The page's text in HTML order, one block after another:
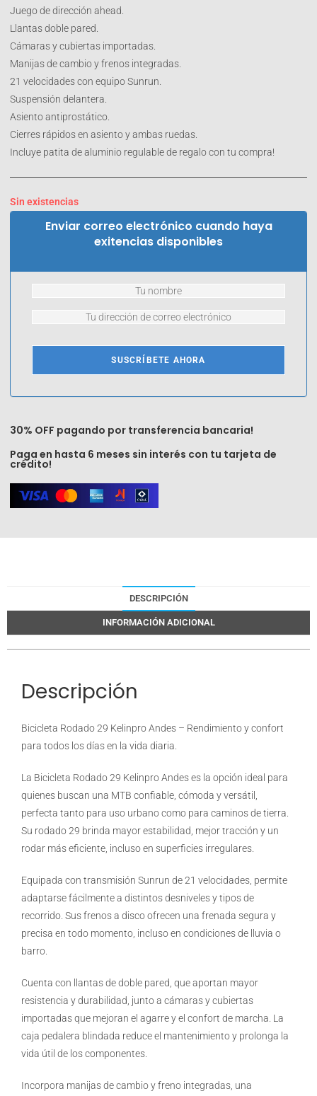
Juego de dirección ahead.
Llantas doble pared.
Cámaras y cubiertas importadas.
Manijas de cambio y frenos integradas.
21 velocidades con equipo Sunrun.
Suspensión delantera.
Asiento antiprostático.
Cierres rápidos en asiento y ambas ruedas.
Incluye patita de aluminio regulable de regalo con tu compra!
Sin existencias
Enviar correo electrónico cuando haya
exitencias disponibles
SUSCRÍBETE AHORA
30% OFF pagando por transferencia bancaria!
Paga en hasta 6 meses sin interés con tu tarjeta de
crédito!
DESCRIPCIÓN
INFORMACIÓN ADICIONAL
Descripción
Bicicleta Rodado 29 Kelinpro Andes – Rendimiento y confort
para todos los días en la vida diaria.
La Bicicleta Rodado 29 Kelinpro Andes es la opción ideal para
quienes buscan una MTB confiable, cómoda y versátil,
perfecta tanto para uso urbano como para caminos de tierra.
Su rodado 29 brinda mayor estabilidad, mejor tracción y un
rodar más eficiente, incluso en superficies irregulares.
Equipada con transmisión Sunrun de 21 velocidades, permite
adaptarse fácilmente a distintos desniveles y tipos de
recorrido. Sus frenos a disco ofrecen una frenada segura y
precisa en todo momento, incluso en condiciones de lluvia o
barro.
Cuenta con llantas de doble pared, que aportan mayor
resistencia y durabilidad, junto a cámaras y cubiertas
importadas que mejoran el agarre y el confort de marcha. La
caja pedalera blindada reduce el mantenimiento y prolonga la
vida útil de los componentes.
Incorpora manijas de cambio y freno integradas, una